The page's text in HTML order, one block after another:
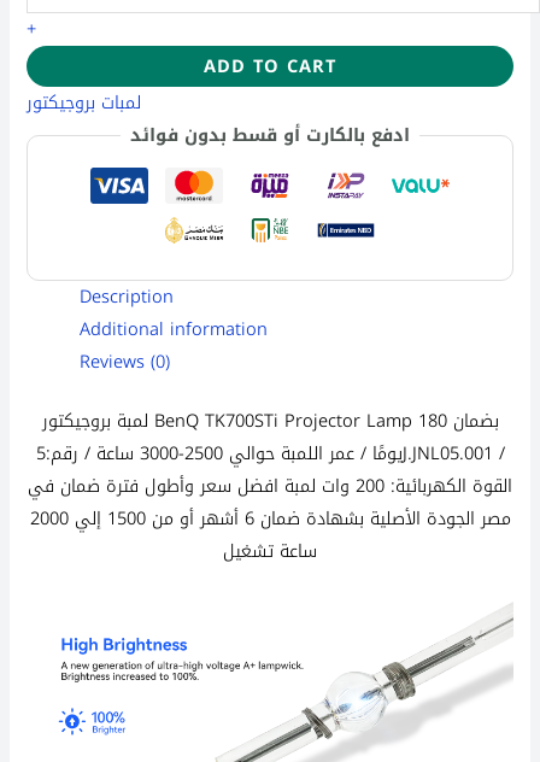
+
ADD TO CART
لمبات بروجيكتور
ادفع بالكارت أو قسط بدون فوائد
Description
Additional information
Reviews (0)
لمبة بروجيكتور BenQ TK700STi Projector Lamp بضمان 180
يومًا / عمر اللمبة حوالي 2500-3000 ساعة /رقم:5J.JNL05.001 /
القوة الكهربائية: 200 وات لمبة افضل سعر وأطول فترة ضمان في
مصر الجودة الأصلية بشهادة ضمان 6 أشهر أو من 1500 إلي 2000
ساعة تشغيل